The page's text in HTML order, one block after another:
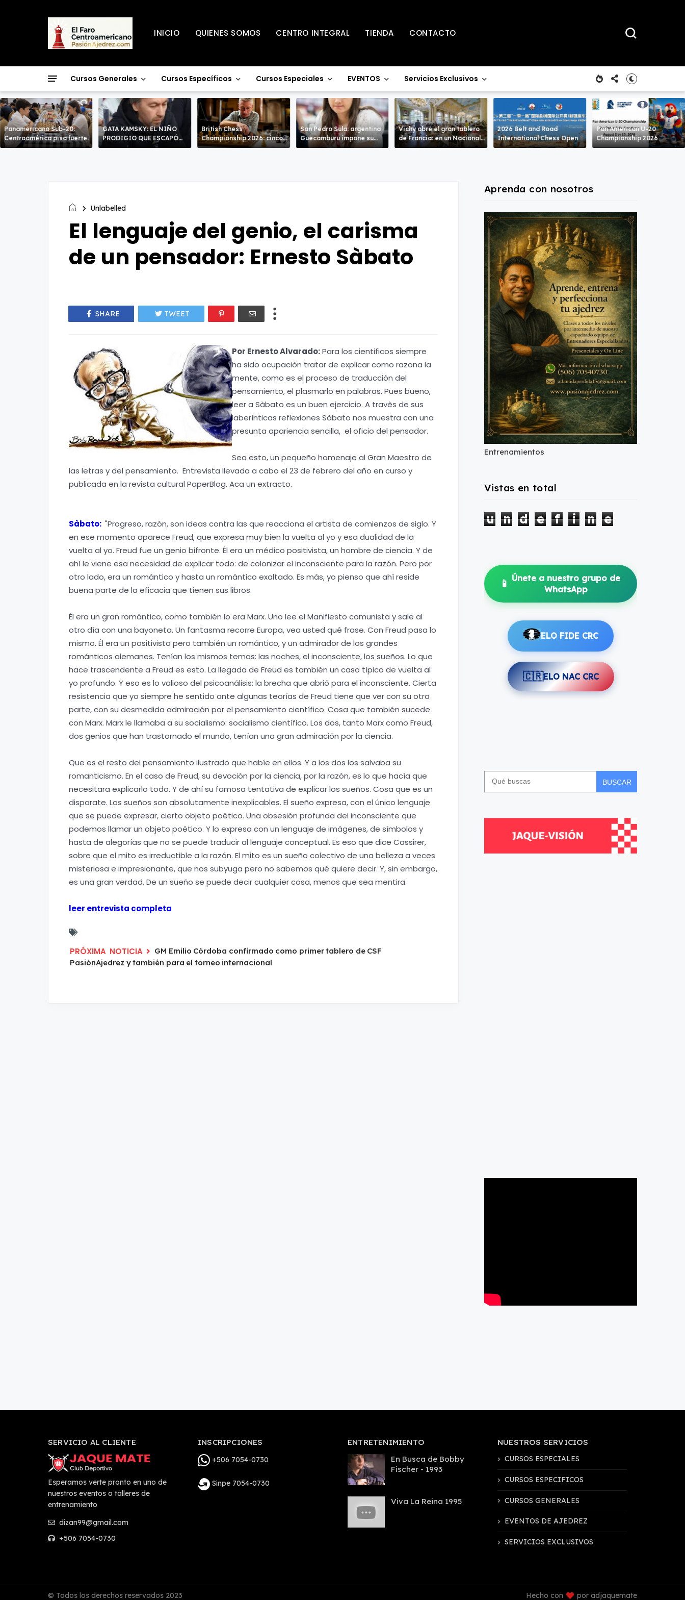
INICIO QUIENES SOMOS CENTRO INTEGRAL TIENDA CONTACTO
Cursos Generales Cursos Específicos Cursos Especiales EVENTOS Servicios Exclusivos
Panamericano Sub-20:
Centroamérica pisa fuerte.
GATA KAMSKY: EL NIÑO
PRODIGIO QUE ESCAPÓ
DOS VECES!
British Chess
Championship 2026: cinco
líderes entran en la recta
San Pedro Sula: argentina
Guecamburu impone su
poderío.
Vichy abre el gran tablero
de Francia: en un Nacional
de alto nivel
2026 Belt and Road
International Chess Open
Pan American U-20
Championship 2026
Unlabelled
El lenguaje del genio, el carisma
de un pensador: Ernesto Sàbato
SHARE TWEET
Por Ernesto Alvarado:Para los cientificos siempre
ha sido ocupaciòn tratar de explicar como razona la
mente, como es el proceso de traducciòn del
pensamiento, el plasmarlo en palabras. Pues bueno,
leer a Sàbato es un buen ejercicio. A travès de sus
laberìnticas reflexiones Sàbato nos muestra con una
presunta apariencia sencilla, el oficio del pensador.
Sea esto, un pequeño homenaje al Gran Maestro de
las letras y del pensamiento. Entrevista llevada a cabo el 23 de febrero del año en curso y
publicada en la revista cultural PaperBlog. Aca un extracto.
Sàbato: "Progreso, razón, son ideas contra las que reacciona el artista de comienzos de siglo. Y
en ese momento aparece Freud, que expresa muy bien la vuelta al yo y esa dualidad de la
vuelta al yo. Freud fue un genio bifronte. Él era un médico positivista, un hombre de ciencia. Y de
ahí le viene esa necesidad de explicar todo: de colonizar el inconsciente para la razón. Pero por
otro lado, era un romántico y hasta un romántico exaltado. Es más, yo pienso que ahí reside
buena parte de la eficacia que tienen sus libros.
Él era un gran romántico, como también lo era Marx. Uno lee el Manifiesto comunista y sale al
otro día con una bayoneta. Un fantasma recorre Europa, vea usted qué frase. Con Freud pasa lo
mismo. Él era un positivista pero también un romántico, y un admirador de los grandes
románticos alemanes. Tenían los mismos temas: las noches, el inconsciente, los sueños. Lo que
hace trascendente a Freud es esto. La llegada de Freud es también un caso típico de vuelta al
yo profundo. Y eso es lo valioso del psicoanálisis: la brecha que abrió para el inconsciente. Cierta
resistencia que yo siempre he sentido ante algunas teorías de Freud tiene que ver con su otra
parte, con su desmedida admiración por el pensamiento científico. Cosa que también sucede
con Marx. Marx le llamaba a su socialismo: socialismo científico. Los dos, tanto Marx como Freud,
dos genios que han trastornado el mundo, tenían una gran admiración por la ciencia.
Que es el resto del pensamiento ilustrado que habíe en ellos. Y a los dos los salvaba su
romanticismo. En el caso de Freud, su devoción por la ciencia, por la razón, es lo que hacía que
necesitara explicarlo todo. Y de ahí su famosa tentativa de explicar los sueños. Cosa que es un
disparate. Los sueños son absolutamente inexplicables. El sueño expresa, con el único lenguaje
que se puede expresar, cierto objeto poético. Una obsesión profunda del inconsciente que
podemos llamar un objeto poético. Y lo expresa con un lenguaje de imágenes, de símbolos y
hasta de alegorías que no se puede traducir al lenguaje conceptual. Es eso que dice Cassirer,
sobre que el mito es irreductible a la razón. El mito es un sueño colectivo de una belleza a veces
misteriosa e impresionante, que nos subyuga pero no sabemos qué quiere decir. Y, sin embargo,
es una gran verdad. De un sueño se puede decir cualquier cosa, menos que sea mentira.
leer entrevista completa
GM Emilio Córdoba confirmado como primer tablero de CSF
PasiónAjedrez y también para el torneo internacional
Aprenda con nosotros
Entrenamientos
Vistas en total
u n d e f i n
e
📱 Únete a nuestro grupo de
WhatsApp
ELO FIDE CRC
🇨🇷ELO NAC CRC
BUSCAR
SERVICIO AL CLIENTE
Esperamos verte pronto en uno de
nuestros eventos o talleres de
entrenamiento
dizan99@gmail.com
+506 7054-0730
INSCRIPCIONES
+506 7054-0730
Sinpe 7054-0730
ENTRETENIMIENTO
En Busca de Bobby
Fischer - 1993
Viva La Reina 1995
NUESTROS SERVICIOS
CURSOS ESPECIALES
CURSOS ESPECIFICOS
CURSOS GENERALES
EVENTOS DE AJEDREZ
SERVICIOS EXCLUSIVOS
© Todos los derechos reservados 2023 Hecho con por adjaquemate